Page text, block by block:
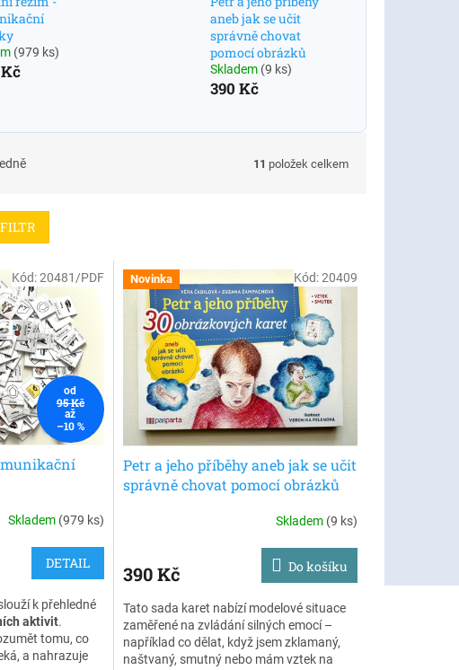
(979 ks)
aneb jak se učit
správně chovat
pomocí obrázků
Skladem (9 ks)
390 Kč
11 položek celkem
od
95 Kč
až
–10 %
Skladem (979 ks)
DETAIL
k přehledné
aktivit.
tomu, co
a nahrazuje
Kód:20481/PDF Novinka
Petr a jeho příběhy aneb jak se učit
správně chovat pomocí obrázků
Skladem (9 ks)
390 Kč Do košíku
Tato sada karet nabízí modelové situace
zaměřené na zvládání silných emocí –
například co dělat, když jsem zklamaný,
naštvaný, smutný nebo mám vztek na
Kód:20409